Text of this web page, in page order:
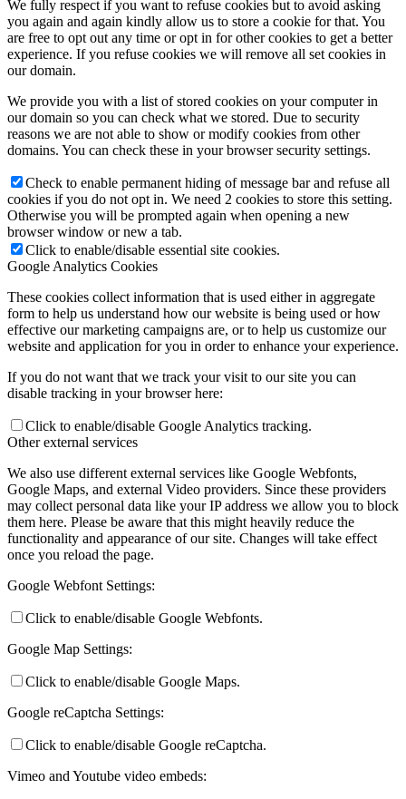
We fully respect if you want to refuse cookies but to avoid asking
you again and again kindly allow us to store a cookie for that. You
are free to opt out any time or opt in for other cookies to get a better
experience. If you refuse cookies we will remove all set cookies in
our domain.
We provide you with a list of stored cookies on your computer in
our domain so you can check what we stored. Due to security
reasons we are not able to show or modify cookies from other
domains. You can check these in your browser security settings.
Check to enable permanent hiding of message bar and refuse all
cookies if you do not opt in. We need 2 cookies to store this setting.
Otherwise you will be prompted again when opening a new
browser window or new a tab.
Click to enable/disable essential site cookies.
Google Analytics Cookies
These cookies collect information that is used either in aggregate
form to help us understand how our website is being used or how
effective our marketing campaigns are, or to help us customize our
website and application for you in order to enhance your experience.
If you do not want that we track your visit to our site you can
disable tracking in your browser here:
Click to enable/disable Google Analytics tracking.
Other external services
We also use different external services like Google Webfonts,
Google Maps, and external Video providers. Since these providers
may collect personal data like your IP address we allow you to block
them here. Please be aware that this might heavily reduce the
functionality and appearance of our site. Changes will take effect
once you reload the page.
Google Webfont Settings:
Click to enable/disable Google Webfonts.
Google Map Settings:
Click to enable/disable Google Maps.
Google reCaptcha Settings:
Click to enable/disable Google reCaptcha.
Vimeo and Youtube video embeds: